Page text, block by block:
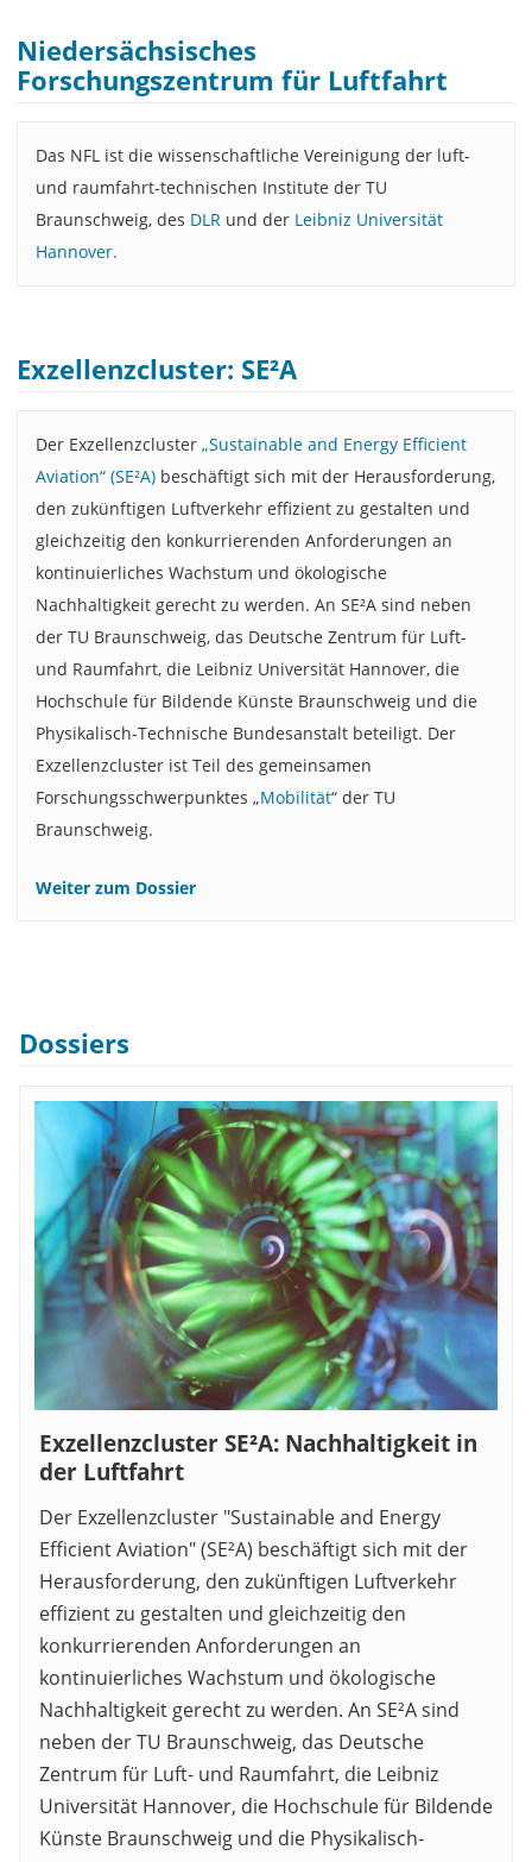
Niedersächsisches
Forschungszentrum für Luftfahrt
Das NFL ist die wissenschaftliche Vereinigung der luft-
und raumfahrt-technischen Institute der TU
Braunschweig, des DLRund der Leibniz Universität
Hannover.
Exzellenzcluster: SE²A
Der Exzellenzcluster „Sustainable and Energy Efficient
Aviation“ (SE²A)beschäftigt sich mit der Herausforderung,
den zukünftigen Luftverkehr effizient zu gestalten und
gleichzeitig den konkurrierenden Anforderungen an
kontinuierliches Wachstum und ökologische
Nachhaltigkeit gerecht zu werden. An SE²A sind neben
der TU Braunschweig, das Deutsche Zentrum für Luft-
und Raumfahrt, die Leibniz Universität Hannover, die
Hochschule für Bildende Künste Braunschweig und die
Physikalisch-Technische Bundesanstalt beteiligt. Der
Exzellenzcluster ist Teil des gemeinsamen
Forschungsschwerpunktes „Mobilität“ der TU
Braunschweig.
Weiter zum Dossier
Dossiers
Exzellenzcluster SE²A: Nachhaltigkeit in
der Luftfahrt
Der Exzellenzcluster "Sustainable and Energy
Efficient Aviation" (SE²A) beschäftigt sich mit der
Herausforderung, den zukünftigen Luftverkehr
effizient zu gestalten und gleichzeitig den
konkurrierenden Anforderungen an
kontinuierliches Wachstum und ökologische
Nachhaltigkeit gerecht zu werden. An SE²A sind
neben der TU Braunschweig, das Deutsche
Zentrum für Luft- und Raumfahrt, die Leibniz
Universität Hannover, die Hochschule für Bildende
Künste Braunschweig und die Physikalisch-